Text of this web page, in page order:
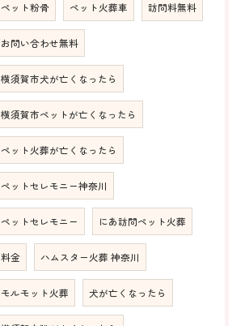
ペット粉骨 ペット火葬車 訪問料無料
お問い合わせ無料
横須賀市犬が亡くなったら
横須賀市ペットが亡くなったら
ペット火葬が亡くなったら
ペットセレモニー神奈川
ペットセレモニー にあ訪問ペット火葬
料金 ハムスター火葬 神奈川
モルモット火葬 犬が亡くなったら